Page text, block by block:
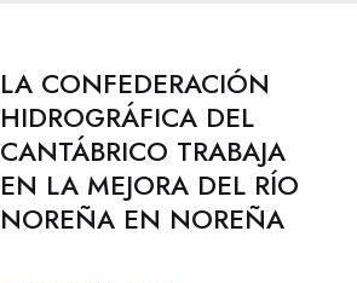
LA CONFEDERACIÓN
HIDROGRÁFICA DEL
CANTÁBRICO TRABAJA
EN LA MEJORA DEL RÍO
NOREÑA EN NOREÑA